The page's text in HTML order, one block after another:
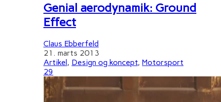
Genial aerodynamik: Ground
Effect
Claus Ebberfeld
21. marts 2013
Artikel, Design og koncept, Motorsport
29